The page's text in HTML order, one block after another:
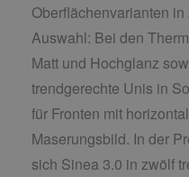
Oberflächenvarianten
Auswahl: Bei den
Matt und Hochglanz
trendgerechte Unis in
für Fronten mit
Maserungsbild. In der
sich Sinea 3.0 in zwölf